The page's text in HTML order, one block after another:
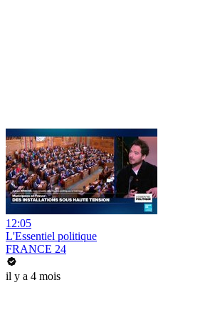
12:05
L'Essentiel politique
FRANCE 24
il y a 4 mois